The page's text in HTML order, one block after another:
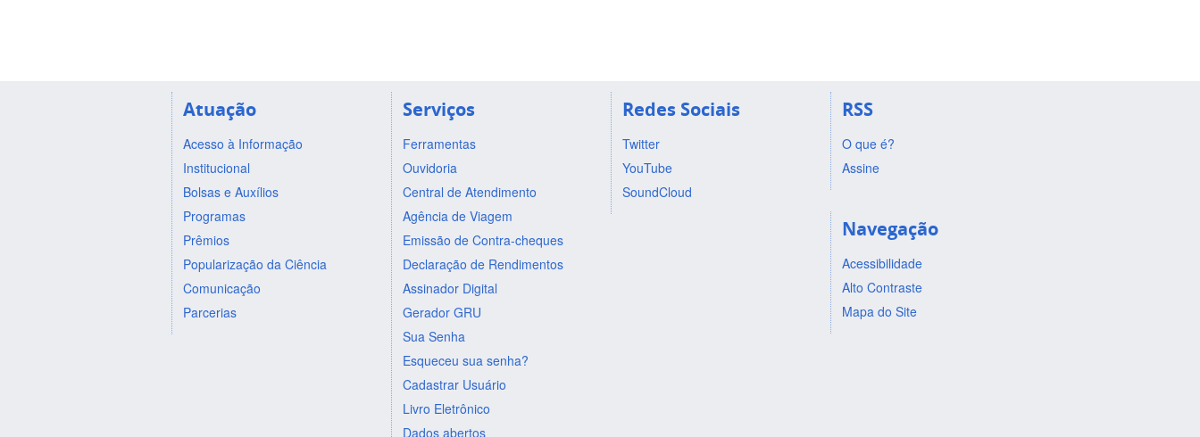
Atuação
Acesso à Informação
Institucional
Bolsas e Auxílios
Programas
Prêmios
Popularização da Ciência
Comunicação
Parcerias
Serviços
Ferramentas
Ouvidoria
Central de Atendimento
Agência de Viagem
Emissão de Contra-cheques
Declaração de Rendimentos
Assinador Digital
Gerador GRU
Sua Senha
Esqueceu sua senha?
Cadastrar Usuário
Livro Eletrônico
Dados abertos
Redes Sociais
Twitter
YouTube
SoundCloud
RSS
O que é?
Assine
Navegação
Acessibilidade
Alto Contraste
Mapa do Site